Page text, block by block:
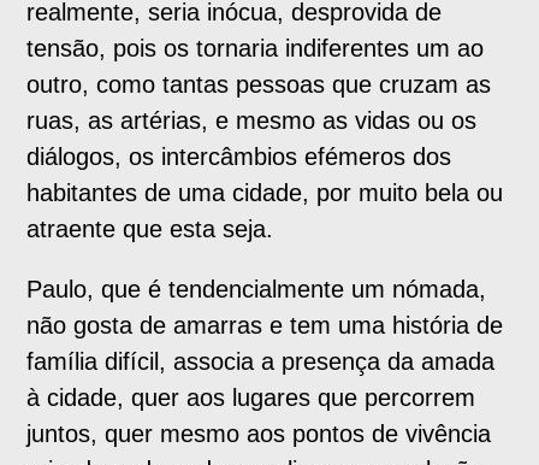
realmente, seria inócua, desprovida de
tensão, pois os tornaria indiferentes um ao
outro, como tantas pessoas que cruzam as
ruas, as artérias, e mesmo as vidas ou os
diálogos, os intercâmbios efémeros dos
habitantes de uma cidade, por muito bela ou
atraente que esta seja.
Paulo, que é tendencialmente um nómada,
não gosta de amarras e tem uma história de
família difícil, associa a presença da amada
à cidade, quer aos lugares que percorrem
juntos, quer mesmo aos pontos de vivência